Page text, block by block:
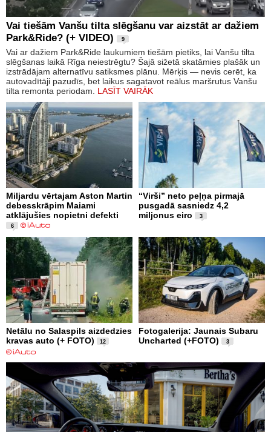
Vai tiešām Vanšu tilta slēgšanu var aizstāt ar dažiem
Park&Ride? (+ VIDEO)
9
Vai ar dažiem Park&Ride laukumiem tiešām pietiks, lai Vanšu tilta
slēgšanas laikā Rīga neiestrēgtu? Šajā sižetā skatāmies plašāk un
izstrādājam alternatīvu satiksmes plānu. Mērķis — nevis cerēt, ka
autovadītāji pazudīs, bet laikus sagatavot reālus maršrutus Vanšu
tilta remonta periodam. LASĪT VAIRĀK
Miljardu vērtajam Aston Martin
debesskrāpim Maiami
atklājušies nopietni defekti
6
“Virši” neto peļņa pirmajā
pusgadā sasniedz 4,2
miljonus eiro
3
Netālu no Salaspils aizdedzies
kravas auto (+ FOTO)
12
Fotogalerija: Jaunais Subaru
Uncharted (+FOTO)
3